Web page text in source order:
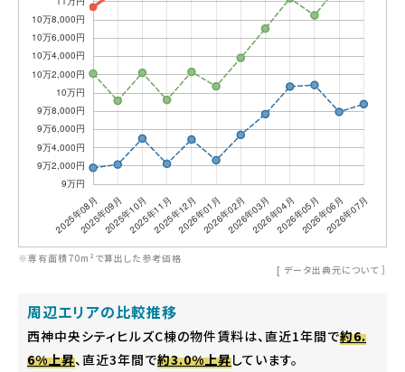
※専有面積70m²で算出した参考価格
[ データ出典元について ］
周辺エリアの比較推移
西神中央シティヒルズC棟の物件賃料は、直近1年間で約6.
6%上昇、直近3年間で約3.0%上昇しています。